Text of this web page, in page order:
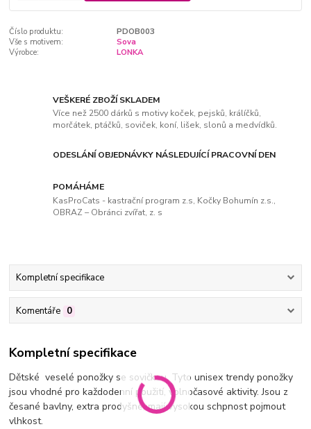
Číslo produktu:
PDOB003
Vše s motivem:
Sova
Výrobce:
LONKA
VEŠKERÉ ZBOŽÍ SKLADEM
Více než 2500 dárků s motivy koček, pejsků, králíčků,
morčátek, ptáčků, soviček, koní, lišek, slonů a medvídků.
ODESLÁNÍ OBJEDNÁVKY NÁSLEDUJÍCÍ PRACOVNÍ DEN
POMÁHÁME
KasProCats - kastrační program z.s, Kočky Bohumín z.s.,
OBRAZ – Obránci zvířat, z. s
Kompletní specifikace
Komentáře 0
Kompletní specifikace
Dětské veselé ponožky se sovičkou. Tyto unisex trendy ponožky
jsou vhodné pro každodenní použití, volnočasové aktivity. Jsou z
česané bavlny, extra prodyšné, mají vysokou schpnost pojmout
vlhkost.